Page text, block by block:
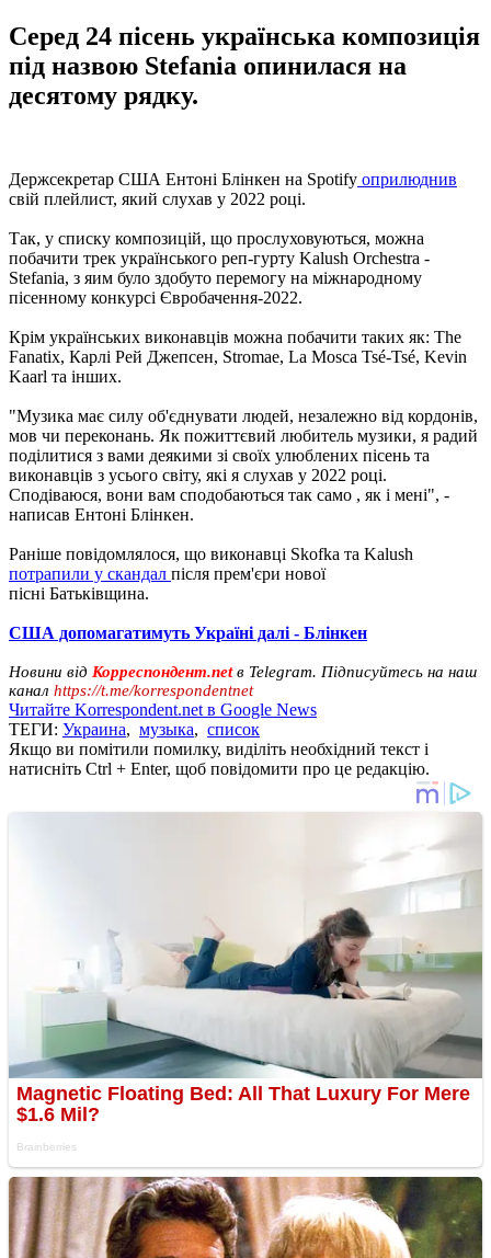
Серед 24 пісень українська композиція
під назвою Stefania опинилася на
десятому рядку.
Держсекретар США Ентоні Блінкен на Spotify оприлюднив
свій плейлист, який слухав у 2022 році.
Так, у списку композицій, що прослуховуються, можна
побачити трек українського реп-гурту Kalush Orchestra -
Stefania, з яим було здобуто перемогу на міжнародному
пісенному конкурсі Євробачення-2022.
Крім українських виконавців можна побачити таких як: The
Fanatix, Карлі Рей Джепсен, Stromae, La Mosca Tsé-Tsé, Kevin
Kaarl та інших.
"Музика має силу об'єднувати людей, незалежно від кордонів,
мов чи переконань. Як пожиттєвий любитель музики, я радий
поділитися з вами деякими зі своїх улюблених пісень та
виконавців з усього світу, які я слухав у 2022 році.
Сподіваюся, вони вам сподобаються так само , як і мені", -
написав Ентоні Блінкен.
Раніше повідомлялося, що виконавці Skofka та Kalush
потрапили у скандал після прем'єри нової
пісні Батьківщина.
США допомагатимуть Україні далі - Блінкен
Новини від Корреспондент.netв Telegram. Підписуйтесь на наш
канал https://t.me/korrespondentnet
Читайте Korrespondent.net в Google News
ТЕГИ: Украина, музыка, список
Якщо ви помітили помилку, виділіть необхідний текст і
натисніть Ctrl + Enter, щоб повідомити про це редакцію.